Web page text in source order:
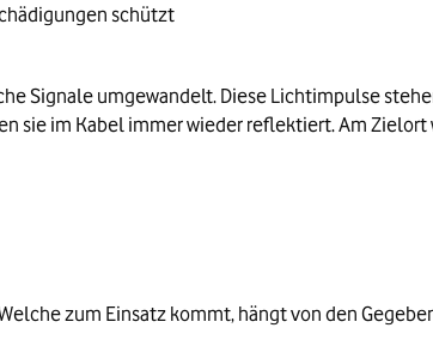
schützt
Signale umgewandelt. Diese Lichtimpulse
sie im Kabel immer wieder reflektiert. Am
zum Einsatz kommt, hängt von den